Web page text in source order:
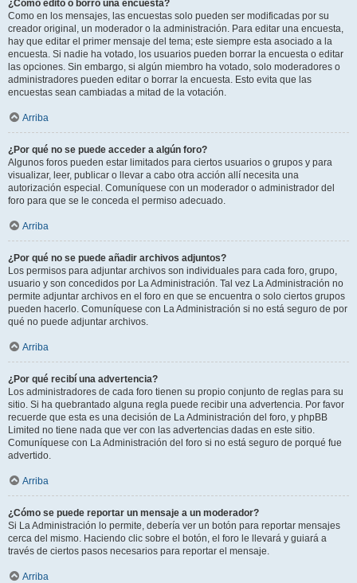
¿Cómo edito o borro una encuesta?
Como en los mensajes, las encuestas solo pueden ser modificadas por su
creador original, un moderador o la administración. Para editar una encuesta,
hay que editar el primer mensaje del tema; este siempre esta asociado a la
encuesta. Si nadie ha votado, los usuarios pueden borrar la encuesta o editar
las opciones. Sin embargo, si algún miembro ha votado, solo moderadores o
administradores pueden editar o borrar la encuesta. Esto evita que las
encuestas sean cambiadas a mitad de la votación.
Arriba
¿Por qué no se puede acceder a algún foro?
Algunos foros pueden estar limitados para ciertos usuarios o grupos y para
visualizar, leer, publicar o llevar a cabo otra acción allí necesita una
autorización especial. Comuníquese con un moderador o administrador del
foro para que se le conceda el permiso adecuado.
Arriba
¿Por qué no se puede añadir archivos adjuntos?
Los permisos para adjuntar archivos son individuales para cada foro, grupo,
usuario y son concedidos por La Administración. Tal vez La Administración no
permite adjuntar archivos en el foro en que se encuentra o solo ciertos grupos
pueden hacerlo. Comuníquese con La Administración si no está seguro de por
qué no puede adjuntar archivos.
Arriba
¿Por qué recibí una advertencia?
Los administradores de cada foro tienen su propio conjunto de reglas para su
sitio. Si ha quebrantado alguna regla puede recibir una advertencia. Por favor
recuerde que esta es una decisión de La Administración del foro, y phpBB
Limited no tiene nada que ver con las advertencias dadas en este sitio.
Comuníquese con La Administración del foro si no está seguro de porqué fue
advertido.
Arriba
¿Cómo se puede reportar un mensaje a un moderador?
Si La Administración lo permite, debería ver un botón para reportar mensajes
cerca del mismo. Haciendo clic sobre el botón, el foro le llevará y guiará a
través de ciertos pasos necesarios para reportar el mensaje.
Arriba